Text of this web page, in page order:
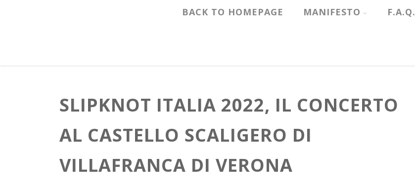
BACK TO HOMEPAGE MANIFESTO F.A.Q.
SLIPKNOT ITALIA 2022, IL CONCERTO
AL CASTELLO SCALIGERO DI
VILLAFRANCA DI VERONA